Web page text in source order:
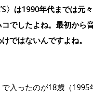
〉は1990年代までは元
でしたよね。最初から
ではないんですよね。
入ったのが18歳（1995